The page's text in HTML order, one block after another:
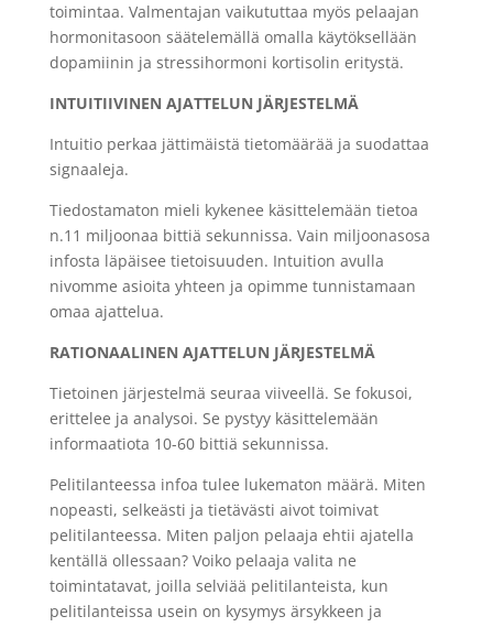
toimintaa. Valmentajan vaikututtaa myös pelaajan
hormonitasoon säätelemällä omalla käytöksellään
dopamiinin ja stressihormoni kortisolin eritystä.
INTUITIIVINEN AJATTELUN JÄRJESTELMÄ
Intuitio perkaa jättimäistä tietomäärää ja suodattaa
signaaleja.
Tiedostamaton mieli kykenee käsittelemään tietoa
n.11 miljoonaa bittiä sekunnissa. Vain miljoonasosa
infosta läpäisee tietoisuuden. Intuition avulla
nivomme asioita yhteen ja opimme tunnistamaan
omaa ajattelua.
RATIONAALINEN AJATTELUN JÄRJESTELMÄ
Tietoinen järjestelmä seuraa viiveellä. Se fokusoi,
erittelee ja analysoi. Se pystyy käsittelemään
informaatiota 10-60 bittiä sekunnissa.
Pelitilanteessa infoa tulee lukematon määrä. Miten
nopeasti, selkeästi ja tietävästi aivot toimivat
pelitilanteessa. Miten paljon pelaaja ehtii ajatella
kentällä ollessaan? Voiko pelaaja valita ne
toimintatavat, joilla selviää pelitilanteista, kun
pelitilanteissa usein on kysymys ärsykkeen ja